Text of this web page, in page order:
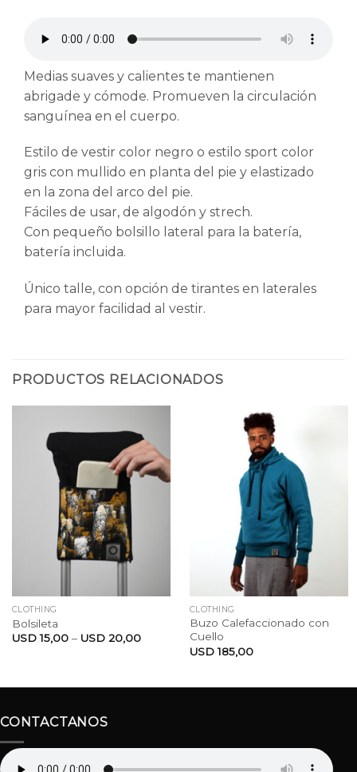
Medias suaves y calientes te mantienen
abrigade y cómode. Promueven la circulación
sanguínea en el cuerpo.
Estilo de vestir color negro o estilo sport color
gris con mullido en planta del pie y elastizado
en la zona del arco del pie.
Fáciles de usar, de algodón y strech.
Con pequeño bolsillo lateral para la batería,
batería incluida.
Único talle, con opción de tirantes en laterales
para mayor facilidad al vestir.
PRODUCTOS RELACIONADOS
CLOTHING
Bolsileta
USD15,00– USD 20,00
CLOTHING
Buzo Calefaccionado con
Cuello
USD185,00
CONTACTANOS